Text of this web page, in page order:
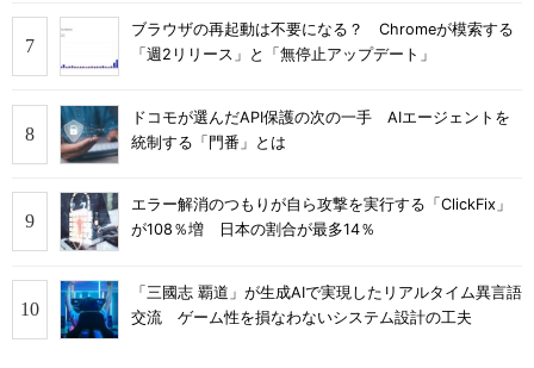
ブラウザの再起動は不要になる？ Chromeが模索する
「週2リリース」と「無停止アップデート」
ドコモが選んだAPI保護の次の一手 AIエージェントを
統制する「門番」とは
エラー解消のつもりが自ら攻撃を実行する「ClickFix」
が108％増 日本の割合が最多14％
「三國志 覇道」が生成AIで実現したリアルタイム異言語
交流 ゲーム性を損なわないシステム設計の工夫